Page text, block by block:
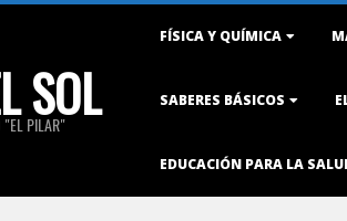
SOL
"EL PILAR"
FÍSICA Y QUÍMICA
SABERES BÁSICOS
EDUCACIÓN PARA LA